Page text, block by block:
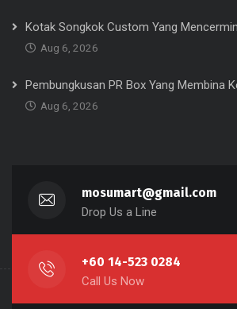
Kotak Songkok Custom Yang
Aug 6, 2026
Pembungkusan PR Box Yang Membina
Aug 6, 2026
mosumart@gmail.com
Drop Us a Line
+60 14-523 0284
Call Us Now